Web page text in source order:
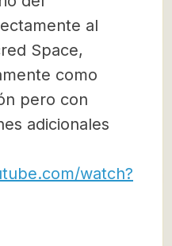
al
Space,
como
pero con
adicionales
watch?